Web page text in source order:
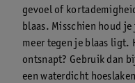
gevoel of
blaas. Misschien houd
meer tegen je blaas ligt.
ontsnapt? Gebruik dan
een waterdicht